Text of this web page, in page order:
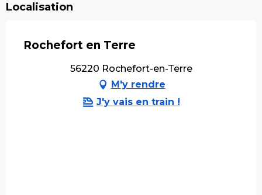
Localisation
Rochefort en Terre
56220 Rochefort-en-Terre
M'y rendre
J'y vais en train !